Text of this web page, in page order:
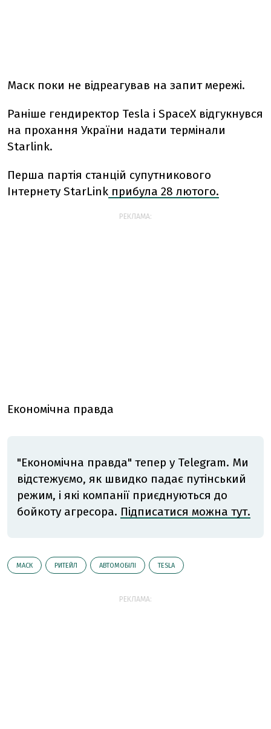
Маск поки не відреагував на запит мережі.
Раніше гендиректор Tesla і SpaceX відгукнувся
на прохання України надати термінали ​
Starlink.
Перша партія станцій супутникового
Інтернету StarLink прибула 28 лютого.
РЕКЛАМА:
Економічна правда
"Економічна правда" тепер у Telegram. Ми
відстежуємо, як швидко падає путінський
режим, і які компанії приєднуються до
бойкоту агресора. Підписатися можна тут.
МАСК РИТЕЙЛ АВТОМОБІЛІ TESLA
РЕКЛАМА: